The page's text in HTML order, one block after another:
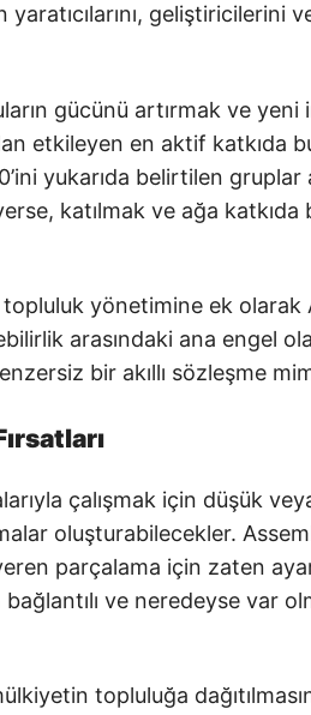
geliştiricilerini
gücünü artırmak ve
etkileyen en aktif katkıda
yukarıda belirtilen gruplar
katılmak ve ağa
topluluk yönetimine ek
arasındaki ana engel
bir akıllı sözleşme
çalışmak için düşük
oluşturabilecekler.
parçalama için zaten
ve neredeyse var
topluluğa